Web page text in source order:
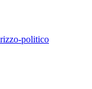
politico